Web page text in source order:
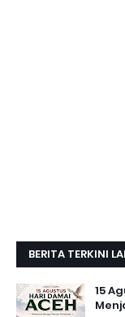
BERITA TERKINI
15